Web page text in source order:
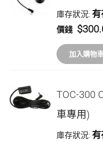
庫存狀況: 有
價錢
加入購物
TOC-300
車專用)
庫存狀況: 有